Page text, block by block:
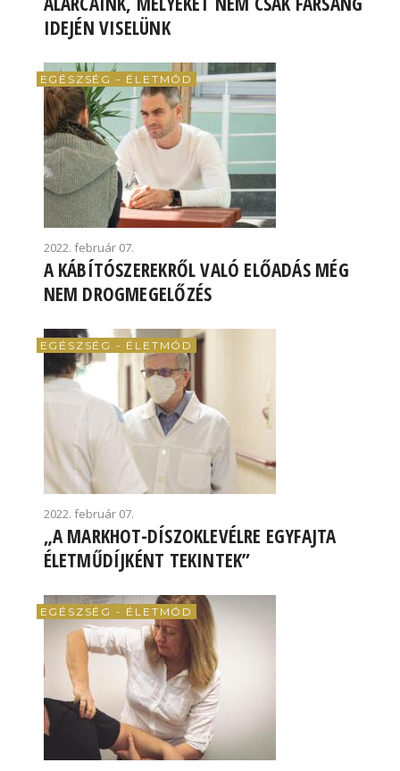
IDEJÉN VISELÜNK
EGÉSZSÉG - ÉLETMÓD
2022. február 07.
A KÁBÍTÓSZEREKRŐL VALÓ ELŐADÁS MÉG
NEM DROGMEGELŐZÉS
EGÉSZSÉG - ÉLETMÓD
2022. február 07.
„A MARKHOT-DÍSZOKLEVÉLRE EGYFAJTA
ÉLETMŰDÍJKÉNT TEKINTEK”
EGÉSZSÉG - ÉLETMÓD